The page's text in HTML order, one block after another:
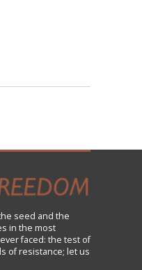
seed and the
in the most
faced: the test of
of resistance; let us